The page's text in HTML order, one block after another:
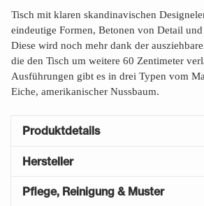
Tisch mit klaren skandinavischen
eindeutige Formen, Betonen von Detail
Diese wird noch mehr dank der
die den Tisch um weitere 60 Zentimeter
Ausführungen gibt es in drei Typen vom
Eiche, amerikanischer Nussbaum.
Produktdetails
Hersteller
Pflege, Reinigung & Muster